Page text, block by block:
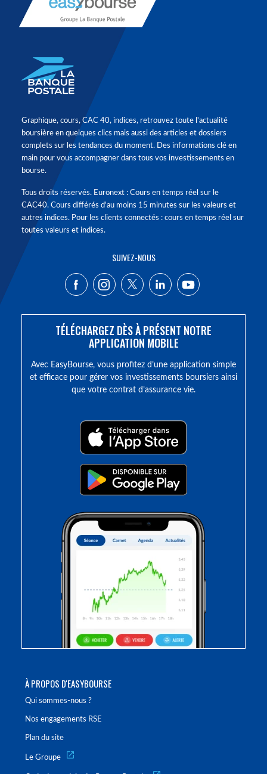
À PROPOS D'EASYBOURSE
Qui sommes-nous ?
Nos engagements RSE
Plan du site
Le Groupe
Graphique, cours, CAC 40, indices, retrouvez toute l'actualité
boursière en quelques clics mais aussi des articles et dossiers
complets sur les tendances du moment. Des informations clé en
main pour vous accompagner dans tous vos investissements en
bourse.
Tous droits réservés. Euronext : Cours en temps réel sur le
CAC40. Cours différés d'au moins 15 minutes sur les valeurs et
autres indices. Pour les clients connectés : cours en temps réel sur
toutes valeurs et indices.
SUIVEZ-NOUS
TÉLÉCHARGEZ DÈS À PRÉSENT NOTRE
APPLICATION MOBILE
Avec EasyBourse, vous profitez d’une application simple
et efficace pour gérer vos investissements boursiers ainsi
que votre contrat d’assurance vie.